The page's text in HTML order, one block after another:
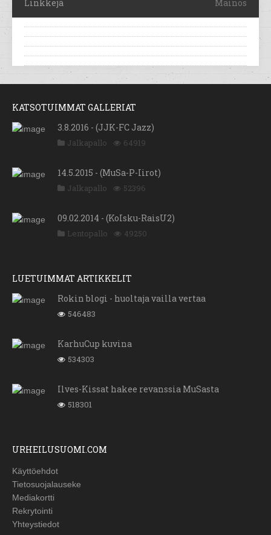
Linkkejä Mainos
KATSOTUIMMAT GALLERIAT
3.8.2016 - (JJK-FC Jazz)
Jalkapallo 64919
14.5.2015 - (MuSa-P-Iirot)
Jalkapallo 52396
09.02.2014 - (KoIsku-RaisU2)
Lentopallo 49250
LUETUIMMAT ARTIKKELIT
Rokin blogi - huoltaja vailla vertaa
546483
KarhuCup kuvina
534303
Ilves-Kissat hakee revanssia MuSasta
518301
URHEILUSUOMI.COM
Käyttöehdot
Tietosuojalauseke
Mediakortti
Rekrytointi
Yhteystiedot